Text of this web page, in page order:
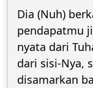
Dia (Nuh)
pendapatmu
nyata dari
dari sisi-Nya,
disamarkan